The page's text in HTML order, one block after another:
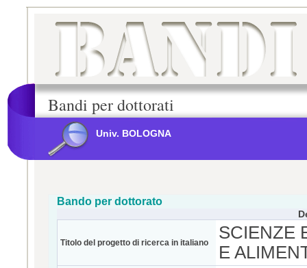
Bandi per dottorati
Univ. BOLOGNA
Bando per dottorato
Titolo del progetto di ricerca in italiano
SCIENZE
E